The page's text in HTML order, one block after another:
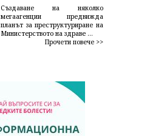
Създаване на няколко
мегаагенции предвижда
планът за преструктуриране на
Министерството на здраве ...
Прочети повече >>